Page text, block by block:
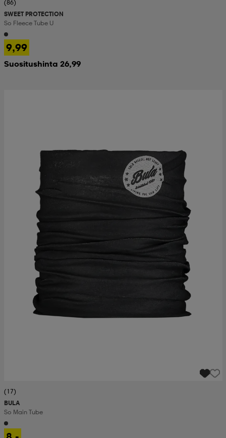
(86)
SWEET PROTECTION
So Fleece Tube U
9,99
Suositushinta 26,99
(17)
BULA
So Main Tube